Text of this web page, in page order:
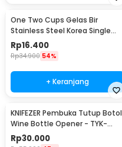
One Two Cups Gelas Bir
Stainless Steel Korea Single
Wall Glass 180ml - J070
Rp16.400
Rp34.900 54%
+ Keranjang
KNIFEZER Pembuka Tutup Botol
Wine Bottle Opener - TYK-
074B
Rp30.000